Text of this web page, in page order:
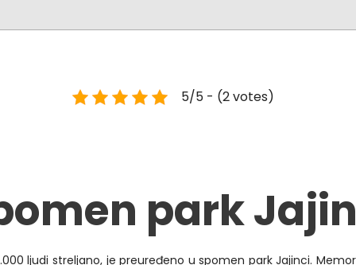
5/5 - (2 votes)
park
ljudi streljano, je preuređeno u spomen park Jajinci.